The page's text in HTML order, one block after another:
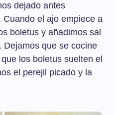
dejado antes
el ajo empiece a
boletus y añadimos sal
Dejamos que se cocine
los boletus suelten el
el perejil picado y la